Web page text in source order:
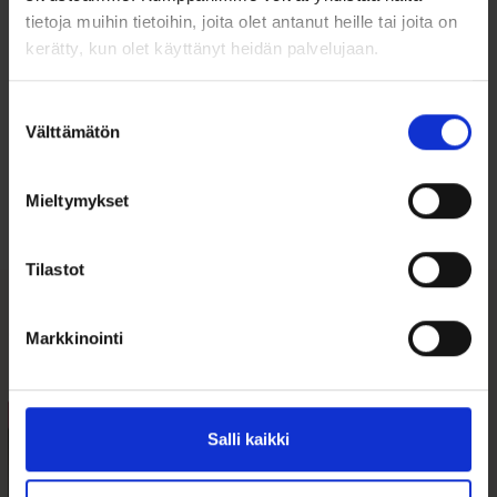
tietoja muihin tietoihin, joita olet antanut heille tai joita on
kerätty, kun olet käyttänyt heidän palvelujaan.
valinta
Välttämätön
Mieltymykset
Tilastot
Markkinointi
Salli kaikki
Ohjeita sormuksen tai korun
Tutustu myös
ALE 11%
Tällä
tuotteella
useampi
ALE 67%
Tällä
tuotteella
on
useampi